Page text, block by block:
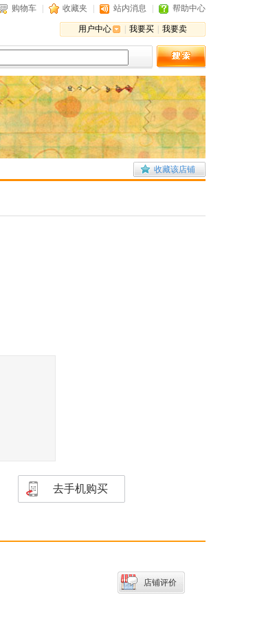
购物车 收藏夹 站内消息 帮助中心
用户中心 我要买 我要卖
收藏该店铺
去手机购买
店铺评价